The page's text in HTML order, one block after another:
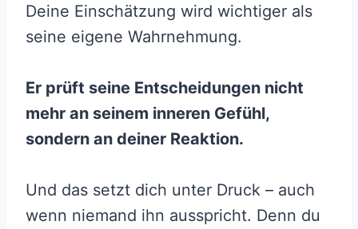
Deine Einschätzung wird wichtiger als
seine eigene Wahrnehmung.
Er prüft seine Entscheidungen nicht
mehr an seinem inneren Gefühl,
sondern an deiner Reaktion.
Und das setzt dich unter Druck – auch
wenn niemand ihn ausspricht. Denn du